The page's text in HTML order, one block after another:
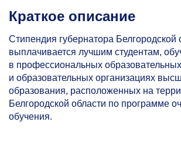
Краткое описание
Стипендия губернатора Белгородской
выплачивается лучшим студентам,
в профессиональных
и образовательных организациях
образования, расположенных на
Белгородской области по программе
обучения.